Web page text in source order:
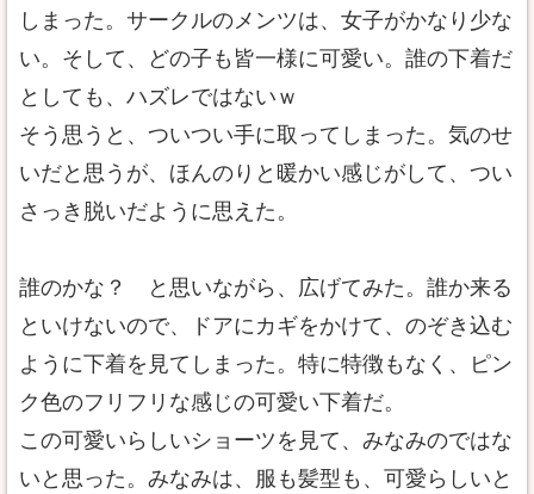
しまった。サークルのメンツは、女子がかなり少な
い。そして、どの子も皆一様に可愛い。誰の下着だ
としても、ハズレではないｗ
そう思うと、ついつい手に取ってしまった。気のせ
いだと思うが、ほんのりと暖かい感じがして、つい
さっき脱いだように思えた。
誰のかな？ と思いながら、広げてみた。誰か来る
といけないので、ドアにカギをかけて、のぞき込む
ように下着を見てしまった。特に特徴もなく、ピン
ク色のフリフリな感じの可愛い下着だ。
この可愛いらしいショーツを見て、みなみのではな
いと思った。みなみは、服も髪型も、可愛らしいと